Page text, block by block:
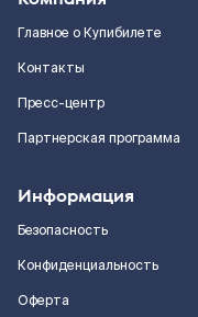
Главное о Купибилете
Контакты
Пресс-центр
Партнерская программа
Информация
Безопасность
Конфиденциальность
Оферта